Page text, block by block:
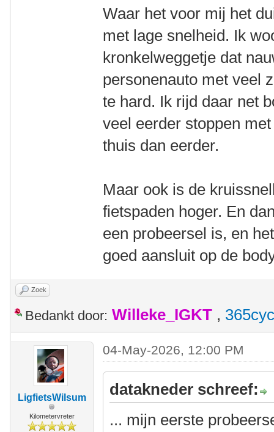
Waar het voor mij het
met lage snelheid. Ik
kronkelweggetje dat
personenauto met veel
te hard. Ik rijd daar net
veel eerder stoppen
thuis dan eerder.
Maar ook is de
fietspaden hoger. En
een probeersel is, en
goed aansluit op de
Zoek
Bedankt door: Willeke_IGKT ,
LigfietsWilsum
Kilometervreter
04-May-2026, 12:00 PM
datakneder schreef:
... mijn eerste